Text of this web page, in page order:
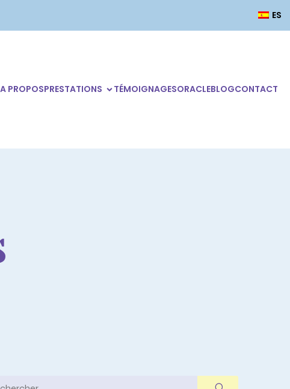
ES
A PROPOSPRESTATIONS TÉMOIGNAGESORACLEBLOGCONTACT